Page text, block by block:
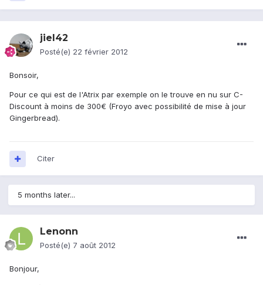
jiel42
Posté(e) 22 février 2012
Bonsoir,
Pour ce qui est de l'Atrix par exemple on le trouve en nu sur C-
Discount à moins de 300€ (Froyo avec possibilité de mise à jour
Gingerbread).
Citer
5 months later...
Lenonn
Posté(e) 7 août 2012
Bonjour,